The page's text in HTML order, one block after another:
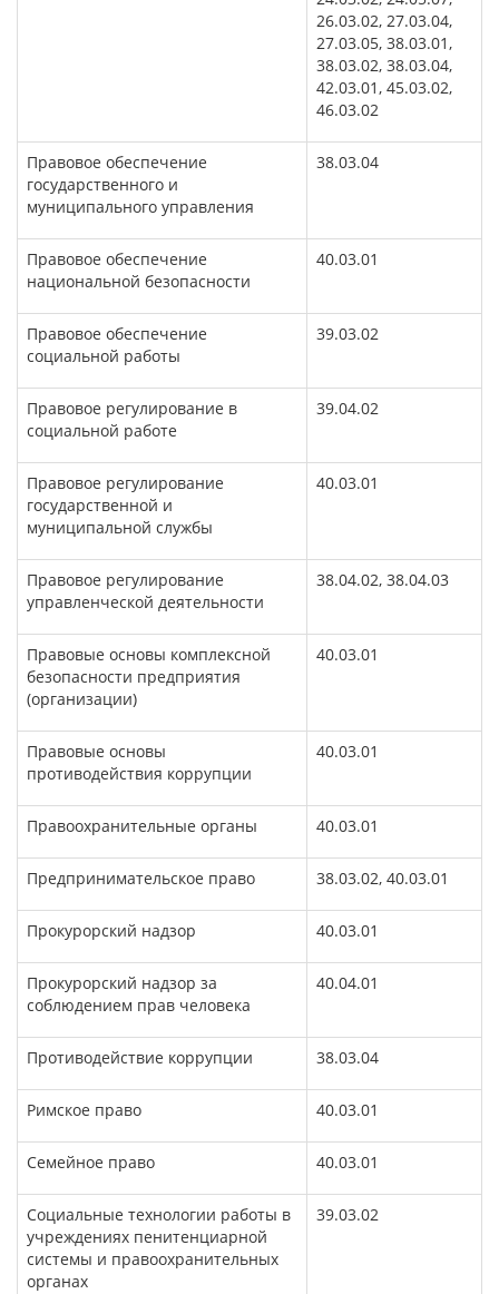
26.03.02, 27.03.04,
27.03.05, 38.03.01,
38.03.02, 38.03.04,
42.03.01, 45.03.02,
46.03.02
Правовое обеспечение
государственного и
муниципального управления
38.03.04
Правовое обеспечение
национальной безопасности
40.03.01
Правовое обеспечение
социальной работы
39.03.02
Правовое регулирование в
социальной работе
39.04.02
Правовое регулирование
государственной и
муниципальной службы
40.03.01
Правовое регулирование
управленческой деятельности
38.04.02, 38.04.03
Правовые основы комплексной
безопасности предприятия
(организации)
40.03.01
Правовые основы
противодействия коррупции
40.03.01
Правоохранительные органы 40.03.01
Предпринимательское право 38.03.02, 40.03.01
Прокурорский надзор 40.03.01
Прокурорский надзор за
соблюдением прав человека
40.04.01
Противодействие коррупции 38.03.04
Римское право 40.03.01
Семейное право 40.03.01
Социальные технологии работы в
учреждениях пенитенциарной
системы и правоохранительных
органах
39.03.02